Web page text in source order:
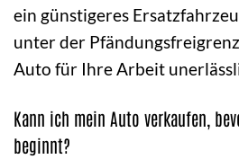
ein günstigeres
unter der
Auto für Ihre Arbeit
Kann ich mein Auto verkaufen,
beginnt?